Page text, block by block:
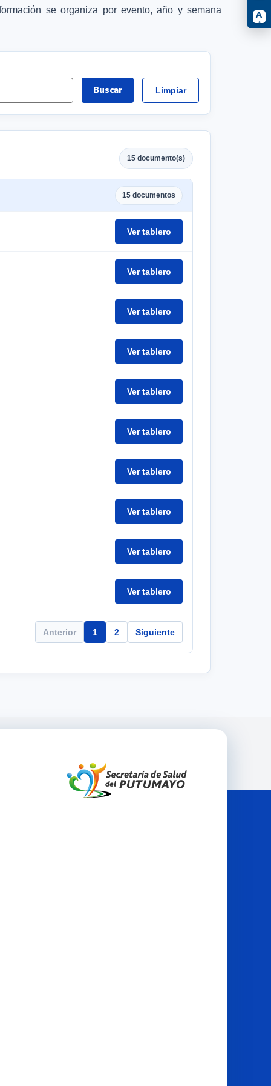
A
+
se organiza por evento, año y semana
Buscar Limpiar
15 documento(s)
15 documentos
Ver tablero
Ver tablero
Ver tablero
Ver tablero
Ver tablero
Ver tablero
Ver tablero
Ver tablero
Ver tablero
Ver tablero
Anterior 1 2 Siguiente